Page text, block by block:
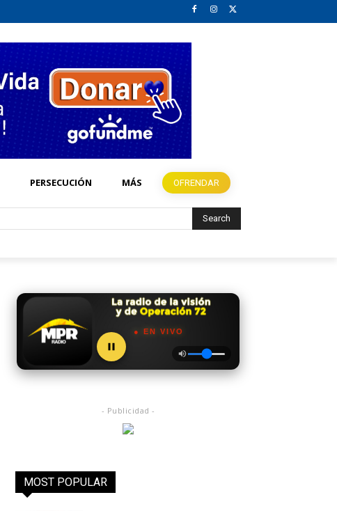
PERSECUCIÓN MÁS OFRENDAR
Search
● EN VIVO
- Publicidad -
MOST POPULAR